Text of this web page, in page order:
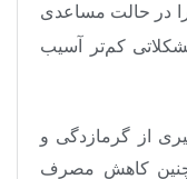
در حالت مساعدی
کم‌تر آسیب
از گرمازدگی و
کاهش مصرف